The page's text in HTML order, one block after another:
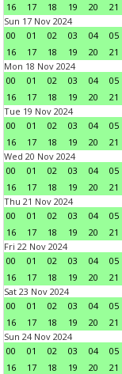
16
17 18 19 20 21
Sun 17 Nov 2024
00
01 02 03 04 05
16
17 18 19 20 21
Mon 18 Nov 2024
00
01 02 03 04 05
16
17 18 19 20 21
Tue 19 Nov 2024
00
01 02 03 04 05
16
17 18 19 20 21
Wed 20 Nov 2024
00
01 02 03 04 05
16
17 18 19 20 21
Thu 21 Nov 2024
00
01 02 03 04 05
16
17 18 19 20 21
Fri 22 Nov 2024
00
01 02 03 04 05
16
17 18 19 20 21
Sat 23 Nov 2024
00
01 02 03 04 05
16
17 18 19 20 21
Sun 24 Nov 2024
00
01 02 03 04 05
16
17 18 19 20 21